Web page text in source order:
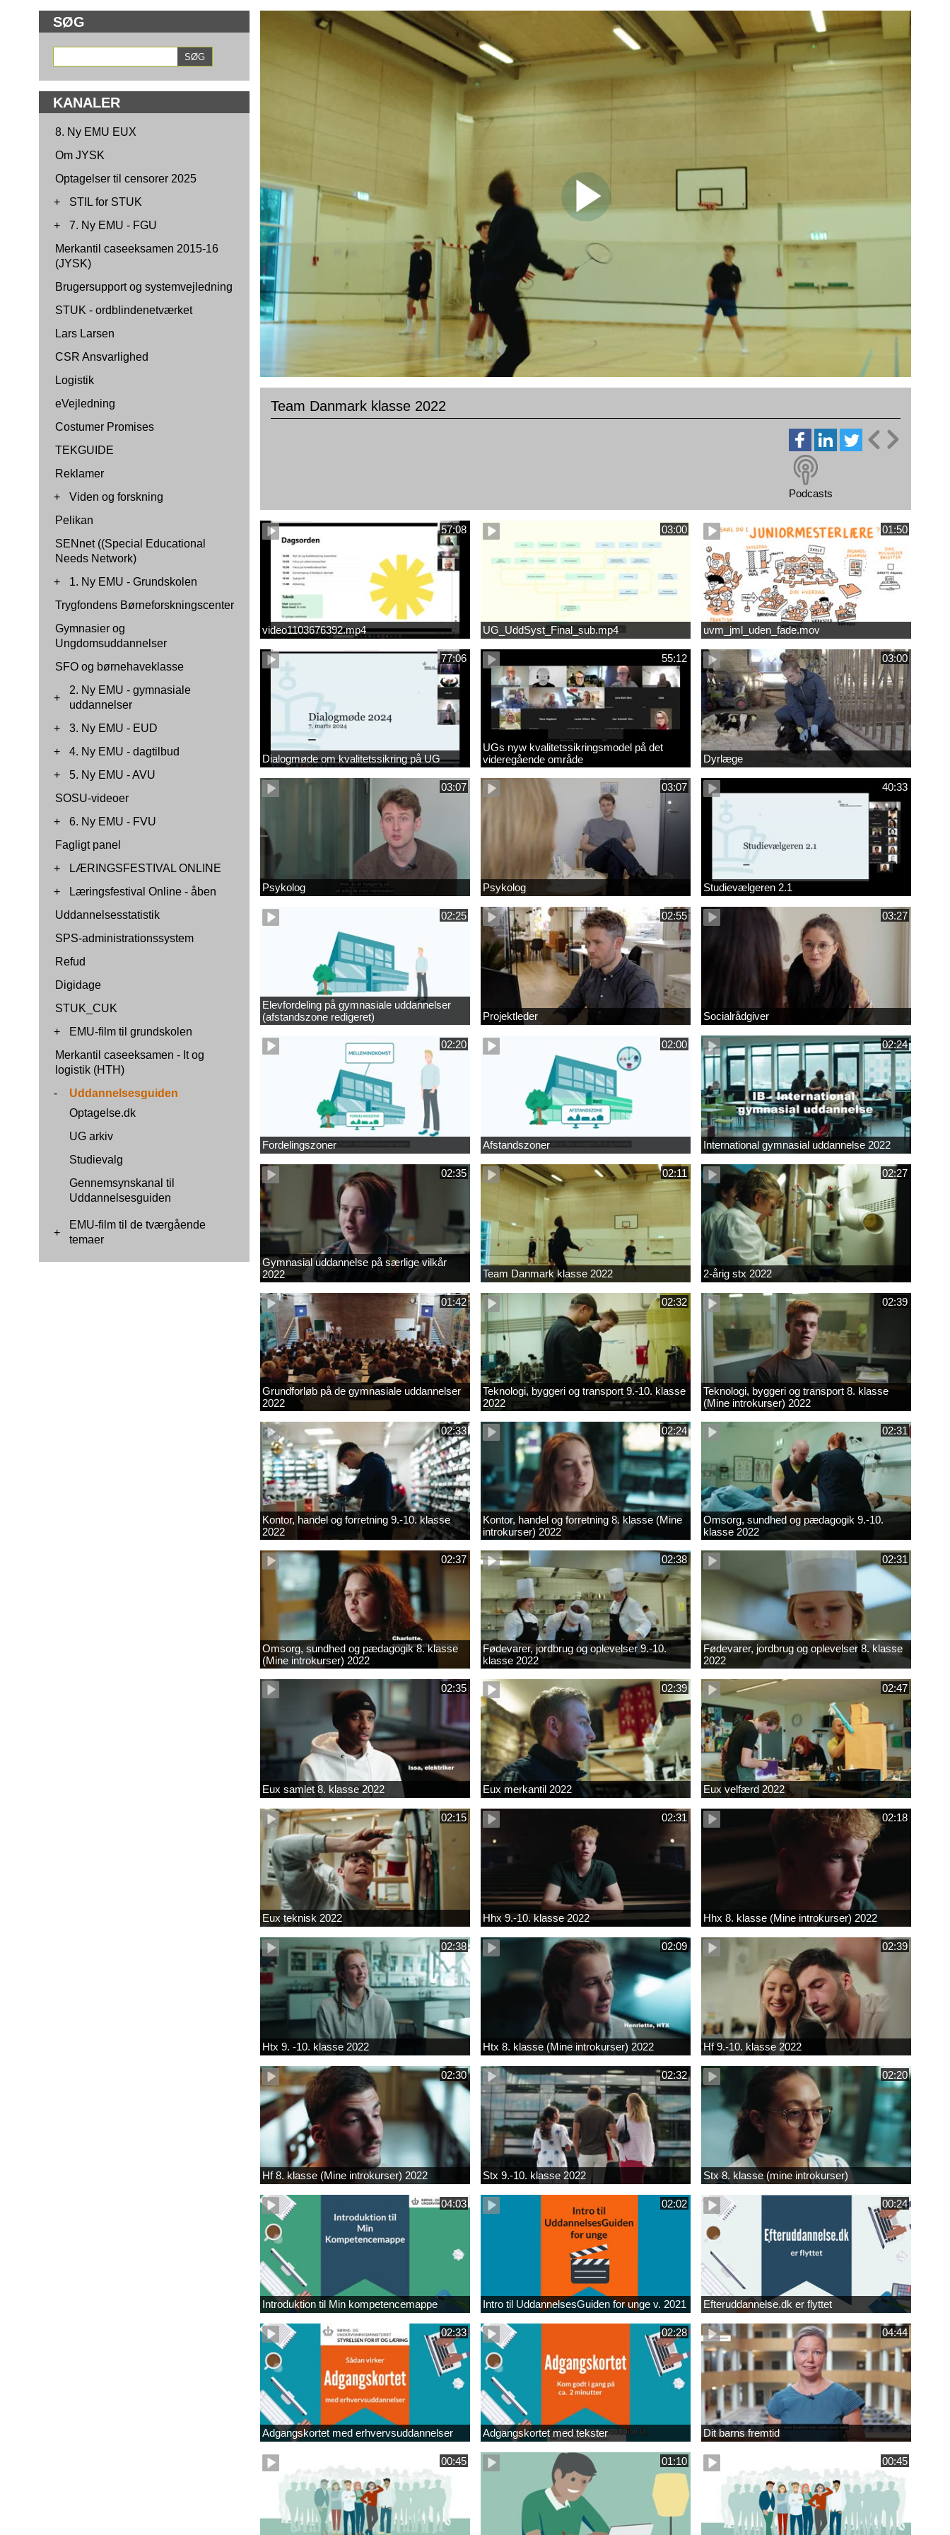
SØG
KANALER
8. Ny EMU EUX
Om JYSK
Optagelser til censorer 2025
+
STIL for STUK
+
7. Ny EMU - FGU
Merkantil caseeksamen 2015-16
(JYSK)
Brugersupport og systemvejledning
STUK - ordblindenetværket
Lars Larsen
CSR Ansvarlighed
Logistik
eVejledning
Costumer Promises
TEKGUIDE
Reklamer
+
Viden og forskning
Pelikan
SENnet ((Special Educational
Needs Network)
+
1. Ny EMU - Grundskolen
Trygfondens Børneforskningscenter
Gymnasier og
Ungdomsuddannelser
SFO og børnehaveklasse
+
2. Ny EMU - gymnasiale
uddannelser
+
3. Ny EMU - EUD
+
4. Ny EMU - dagtilbud
+
5. Ny EMU - AVU
SOSU-videoer
+
6. Ny EMU - FVU
Fagligt panel
+
LÆRINGSFESTIVAL ONLINE
+
Læringsfestival Online - åben
Uddannelsesstatistik
SPS-administrationssystem
Refud
Digidage
STUK_CUK
+
EMU-film til grundskolen
Merkantil caseeksamen - It og
logistik (HTH)
-
Uddannelsesguiden
Optagelse.dk
UG arkiv
Studievalg
Gennemsynskanal til
Uddannelsesguiden
+
EMU-film til de tværgående
temaer
Team Danmark klasse 2022
Podcasts
57:08
video1103676392.mp4
03:00
UG_UddSyst_Final_sub.mp4
01:50
uvm_jml_uden_fade.mov
77:06
Dialogmøde om kvalitetssikring på UG
55:12
UGs nyw kvalitetssikringsmodel på det
videregående område
03:00
Dyrlæge
03:07
Psykolog
03:07
Psykolog
40:33
Studievælgeren 2.1
02:25
Elevfordeling på gymnasiale uddannelser
(afstandszone redigeret)
02:55
Projektleder
03:27
Socialrådgiver
02:20
Fordelingszoner
02:00
Afstandszoner
02:24
International gymnasial uddannelse 2022
02:35
Gymnasial uddannelse på særlige vilkår
2022
02:11
Team Danmark klasse 2022
02:27
2-årig stx 2022
01:42
Grundforløb på de gymnasiale uddannelser
2022
02:32
Teknologi, byggeri og transport 9.-10. klasse
2022
02:39
Teknologi, byggeri og transport 8. klasse
(Mine introkurser) 2022
02:33
Kontor, handel og forretning 9.-10. klasse
2022
02:24
Kontor, handel og forretning 8. klasse (Mine
introkurser) 2022
02:31
Omsorg, sundhed og pædagogik 9.-10.
klasse 2022
02:37
Omsorg, sundhed og pædagogik 8. klasse
(Mine introkurser) 2022
02:38
Fødevarer, jordbrug og oplevelser 9.-10.
klasse 2022
02:31
Fødevarer, jordbrug og oplevelser 8. klasse
2022
02:35
Eux samlet 8. klasse 2022
02:39
Eux merkantil 2022
02:47
Eux velfærd 2022
02:15
Eux teknisk 2022
02:31
Hhx 9.-10. klasse 2022
02:18
Hhx 8. klasse (Mine introkurser) 2022
02:38
Htx 9. -10. klasse 2022
02:09
Htx 8. klasse (Mine introkurser) 2022
02:39
Hf 9.-10. klasse 2022
02:30
Hf 8. klasse (Mine introkurser) 2022
02:32
Stx 9.-10. klasse 2022
02:20
Stx 8. klasse (mine introkurser)
04:03
Introduktion til Min kompetencemappe
02:02
Intro til UddannelsesGuiden for unge v. 2021
00:24
Efteruddannelse.dk er flyttet
02:33
Adgangskortet med erhvervsuddannelser
02:28
Adgangskortet med tekster
04:44
Dit barns fremtid
00:45 01:10 00:45